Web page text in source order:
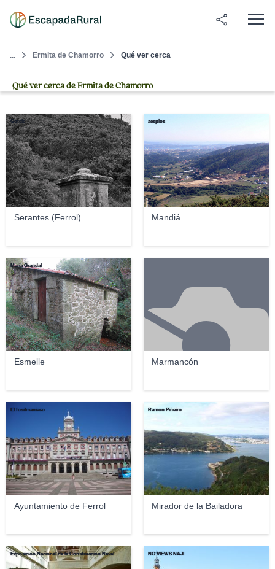
... Ermita de Chamorro Qué ver cerca
Qué ver cerca de Ermita de Chamorro
Serantes (Ferrol)
Gotele
Mandiá
aesplos
Esmelle
María Grandal
Marmancón
Ayuntamiento de Ferrol
El fosilmaníaco
Mirador de la Bailadora
Ramon Piñeiro
Exposición Nacional de la Construcción Naval NO VIEWS NAJI